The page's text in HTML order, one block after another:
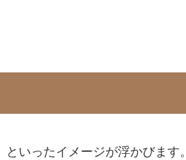
といったイメージが浮かびます。